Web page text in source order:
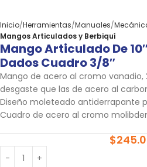
Inicio Herramientas Manuales
Mangos Articulados y Berbiquí
Mango Articulado De
Dados Cuadro 3/8″
Mango de acero al cromo vanadio,
desgaste que las de acero al
Diseño moleteado antiderrapante
Cuadro de acero al cromo
$